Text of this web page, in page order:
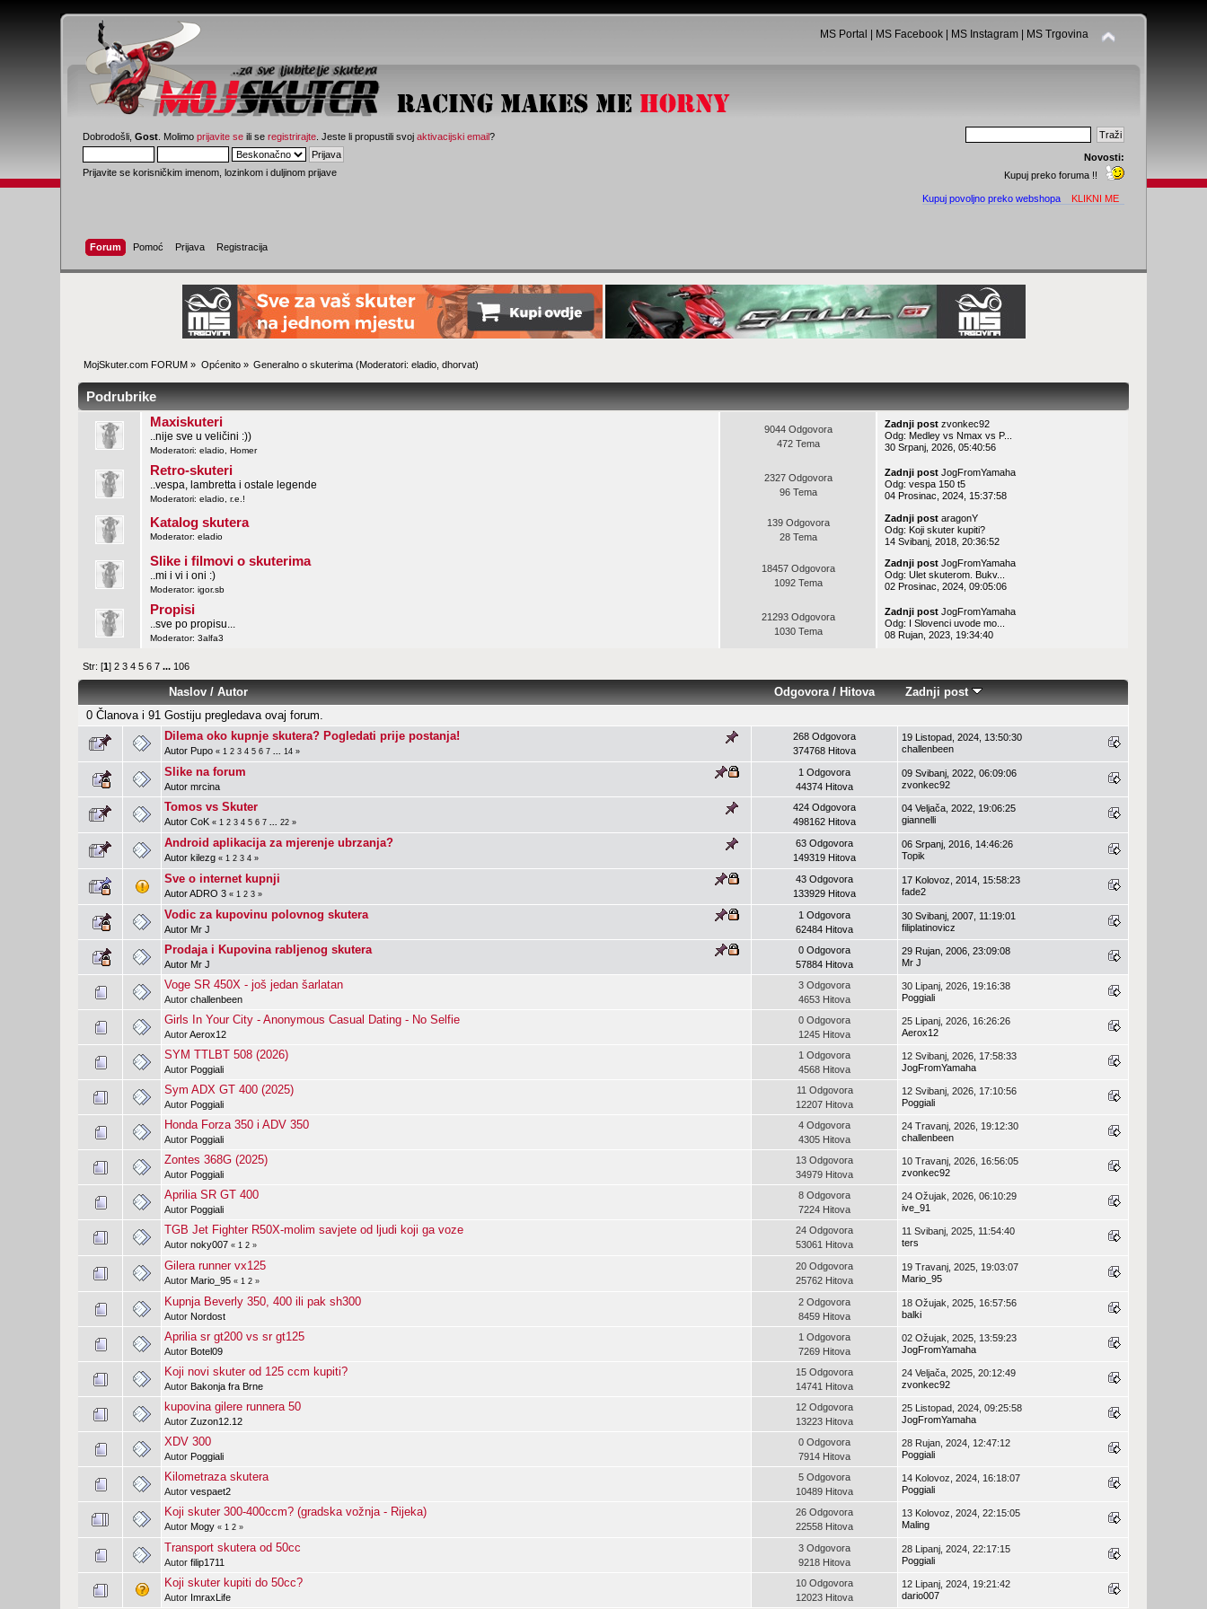
MS Portal MS Facebook| MS Instagram| MS Trgovina
Dobrodošli,Gost . Molimoprijavite se ili seregistrirajte . Jeste li propustili svojaktivacijski email?
Prijavite se korisničkim imenom, lozinkom i duljinom prijave
Novosti:
Kupuj preko foruma !!
Kupuj povoljno preko webshopa KLIKNI ME
Forum Pomoć Prijava Registracija
MojSkuter.com FORUM » Općenito» Generalno o skuterima (Moderatori:eladio ,dhorvat)
Podrubrike
Maxiskuteri
..nije sve u veličini :))
Moderatori: eladio, Homer
9044 Odgovora
472 Tema
Zadnji post zvonkec92
Odg: Medley vs Nmax vs P...
30 Srpanj, 2026, 05:40:56
Retro-skuteri
..vespa, lambretta i ostale legende
Moderatori: eladio, r.e.!
2327 Odgovora
96 Tema
Zadnji post JogFromYamaha
Odg: vespa 150 t5
04 Prosinac, 2024, 15:37:58
Katalog skutera
Moderator: eladio
139 Odgovora
28 Tema
Zadnji post aragonY
Odg: Koji skuter kupiti?
14 Svibanj, 2018, 20:36:52
Slike i filmovi o skuterima
..mi i vi i oni :)
Moderator: igor.sb
18457 Odgovora
1092 Tema
Zadnji post JogFromYamaha
Odg: Ulet skuterom. Bukv...
02 Prosinac, 2024, 09:05:06
Propisi
..sve po propisu...
Moderator: 3alfa3
21293 Odgovora
1030 Tema
Zadnji post JogFromYamaha
Odg: I Slovenci uvode mo...
08 Rujan, 2023, 19:34:40
Str: [1]2 3 4 5 6 7 ... 106
Naslov/Autor Odgovora/Hitova
Zadnji post
0 Članova i 91 Gostiju pregledava ovaj forum.
Dilema oko kupnje skutera? Pogledati prije postanja!
Autor Pupo «1 2 3 4 5 6 7 ...14 »
268 Odgovora
374768 Hitova
19 Listopad, 2024, 13:50:30
challenbeen
Slike na forum
Autormrcina
1 Odgovora
44374 Hitova
09 Svibanj, 2022, 06:09:06
zvonkec92
Tomos vs Skuter
AutorCoK «1 2 3 4 5 6 7 ...22 »
424 Odgovora
498162 Hitova
04 Veljača, 2022, 19:06:25
giannelli
Android aplikacija za mjerenje ubrzanja?
Autor kilezg «1 2 3 4 »
63 Odgovora
149319 Hitova
06 Srpanj, 2016, 14:46:26
Topik
Sve o internet kupnji
AutorADRO 3 «1 2 3 »
43 Odgovora
133929 Hitova
17 Kolovoz, 2014, 15:58:23
fade2
Vodic za kupovinu polovnog skutera
Autor Mr J
1 Odgovora
62484 Hitova
30 Svibanj, 2007, 11:19:01
filiplatinovicz
Prodaja i Kupovina rabljenog skutera
Autor Mr J
0 Odgovora
57884 Hitova
29 Rujan, 2006, 23:09:08
Mr J
Voge SR 450X - još jedan šarlatan
Autorchallenbeen
3 Odgovora
4653 Hitova
30 Lipanj, 2026, 19:16:38
Poggiali
Girls In Your City - Anonymous Casual Dating - No Selfie
AutorAerox12
0 Odgovora
1245 Hitova
25 Lipanj, 2026, 16:26:26
Aerox12
SYM TTLBT 508 (2026)
Autor Poggiali
1 Odgovora
4568 Hitova
12 Svibanj, 2026, 17:58:33
JogFromYamaha
Sym ADX GT 400 (2025)
Autor Poggiali
11 Odgovora
12207 Hitova
12 Svibanj, 2026, 17:10:56
Poggiali
Honda Forza 350 i ADV 350
Autor Poggiali
4 Odgovora
4305 Hitova
24 Travanj, 2026, 19:12:30
challenbeen
Zontes 368G (2025)
Autor Poggiali
13 Odgovora
34979 Hitova
10 Travanj, 2026, 16:56:05
zvonkec92
Aprilia SR GT 400
Autor Poggiali
8 Odgovora
7224 Hitova
24 Ožujak, 2026, 06:10:29
ive_91
TGB Jet Fighter R50X-molim savjete od ljudi koji ga voze
Autornoky007 «1 2 »
24 Odgovora
53061 Hitova
11 Svibanj, 2025, 11:54:40
ters
Gilera runner vx125
Autor Mario_95 «1 2 »
20 Odgovora
25762 Hitova
19 Travanj, 2025, 19:03:07
Mario_95
Kupnja Beverly 350, 400 ili pak sh300
Autor Nordost
2 Odgovora
8459 Hitova
18 Ožujak, 2025, 16:57:56
balki
Aprilia sr gt200 vs sr gt125
Autor Botel09
1 Odgovora
7269 Hitova
02 Ožujak, 2025, 13:59:23
JogFromYamaha
Koji novi skuter od 125 ccm kupiti?
Autor Bakonja fra Brne
15 Odgovora
14741 Hitova
24 Veljača, 2025, 20:12:49
zvonkec92
kupovina gilere runnera 50
AutorZuzon12.12
12 Odgovora
13223 Hitova
25 Listopad, 2024, 09:25:58
JogFromYamaha
XDV 300
Autor Poggiali
0 Odgovora
7914 Hitova
28 Rujan, 2024, 12:47:12
Poggiali
Kilometraza skutera
Autorvespaet2
5 Odgovora
10489 Hitova
14 Kolovoz, 2024, 16:18:07
Poggiali
Koji skuter 300-400ccm? (gradska vožnja - Rijeka)
Autor Mogy «1 2 »
26 Odgovora
22558 Hitova
13 Kolovoz, 2024, 22:15:05
Maling
Transport skutera od 50cc
Autorfilip1711
3 Odgovora
9218 Hitova
28 Lipanj, 2024, 22:17:15
Poggiali
Koji skuter kupiti do 50cc?
Autor ImraxLife
10 Odgovora
12023 Hitova
12 Lipanj, 2024, 19:21:42
dario007